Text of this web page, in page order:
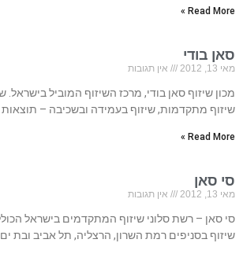
Read More »
סאן בודי
מאי 13, 2012 אין תגובות
מכון שיזוף סאן בודי, מרכז השיזוף המוביל בישראל.
שיזוף מתקדמות, שיזוף בעמידה ובשכיבה –
Read More »
סי סאן
מאי 13, 2012 אין תגובות
סי סאן – רשת סלוני שיזוף המתקדמים בישראל
שיזוף בסניפים רמת השרון, הרצליה, תל אביב ובת